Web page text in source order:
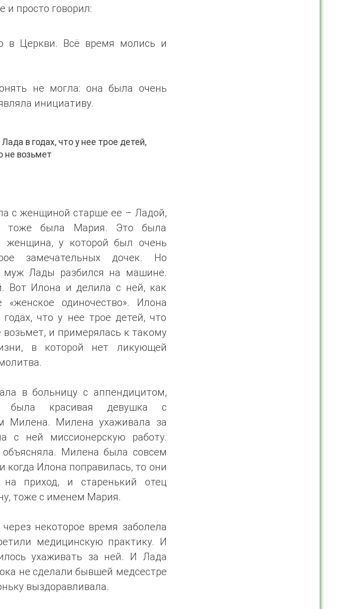
и просто говорил:
в Церкви. Всё время молись и
не могла: она была очень
инициативу.
в годах, что у нее трое детей,
не возьмет
с женщиной старше ее – Ладой,
тоже была Мария. Это была
женщина, у которой был очень
замечательных дочек. Но
муж Лады разбился на машине.
Вот Илона и делила с ней, как
«женское одиночество». Илона
что у нее трое детей, что
и примерялась к такому
в которой нет ликующей
в больницу с аппендицитом,
была красивая девушка с
Милена. Милена ухаживала за
с ней миссионерскую работу.
Милена была совсем
когда Илона поправилась, то они
приход, и старенький отец
тоже с именем Мария.
некоторое время заболела
медицинскую практику. И
ухаживать за ней. И Лада
не сделали бывшей медсестре
выздоравливала.